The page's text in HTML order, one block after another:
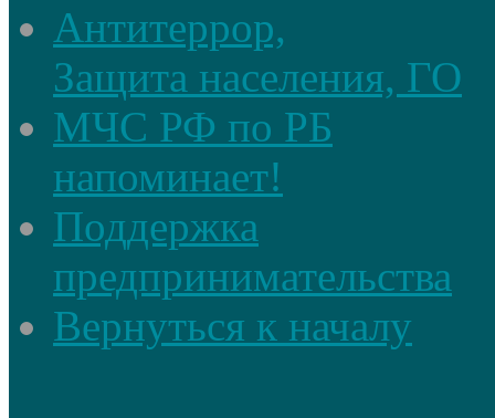
Антитеррор,
Защита населения, ГО
МЧС РФ по РБ
напоминает!
Поддержка
предпринимательства
Вернуться к началу